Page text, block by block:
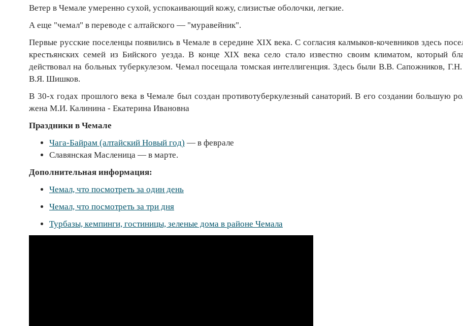
Ветер в Чемале умеренно сухой, успокаивающий кожу, слизистые оболочки, легкие.
А еще "чемал" в переводе с алтайского — "муравейник".
Первые русские поселенцы появились в Чемале в середине XIX века. С согласия калмыков-кочевников здесь
крестьянских семей из Бийского уезда. В конце ХIХ века село стало известно своим климатом, который
действовал на больных туберкулезом. Чемал посещала томская интеллигенция. Здесь были В.В. Сапожников,
В.Я. Шишков.
В 30-х годах прошлого века в Чемале был создан противотуберкулезный санаторий. В его создании большую
жена М.И. Калинина - Екатерина Ивановна
Праздники в Чемале
Чага-Байрам (алтайский Новый год) — в феврале
Славянская Масленица — в марте.
Дополнительная информация:
Чемал, что посмотреть за один день
Чемал, что посмотреть за три дня
Турбазы, кемпинги, гостиницы, зеленые дома в районе Чемала